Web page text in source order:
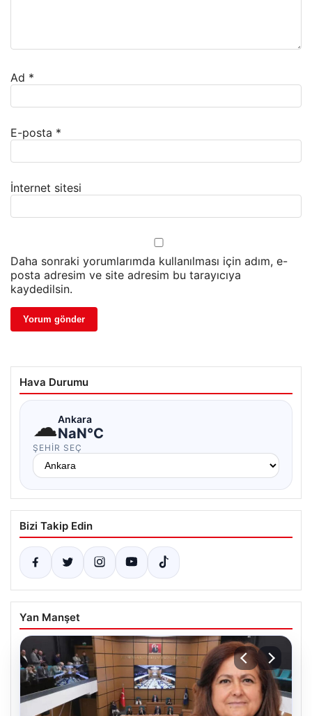
Ad *
E-posta *
İnternet sitesi
Daha sonraki yorumlarımda kullanılması için adım, e-
posta adresim ve site adresim bu tarayıcıya
kaydedilsin.
Hava Durumu
☁Ankara
NaN°C
ŞEHIR SEÇ
Bizi Takip Edin
Yan Manşet